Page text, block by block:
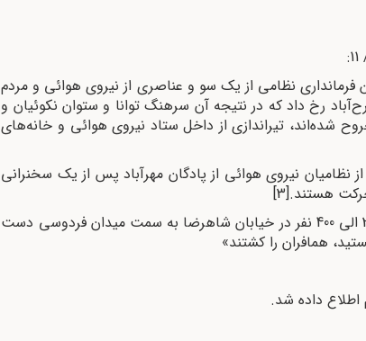
فرماندارى نظامى از یک سو و عناصرى از نیروى هوائى و مردم
رخ داد که در نتیجه آن سرهنگ توانا و ستوان نکوئیان و
شده‌اند، تیراندازى از داخل ستاد نیروى هوائى و خانه‌هاى
0930 مورخه 21 / 11 تعداد 1500 نفر از نظامیان نیروى هوائى از پادگان مهرآباد پس از یک سخنرانى
هستند.[3]
3ـ ساعت 1015 روز جارى عده‌اى در حدود 300 الى 400 نفر در خیابان شاهرضا به سمت میدان فردوسى دست
همافران را کشتند»